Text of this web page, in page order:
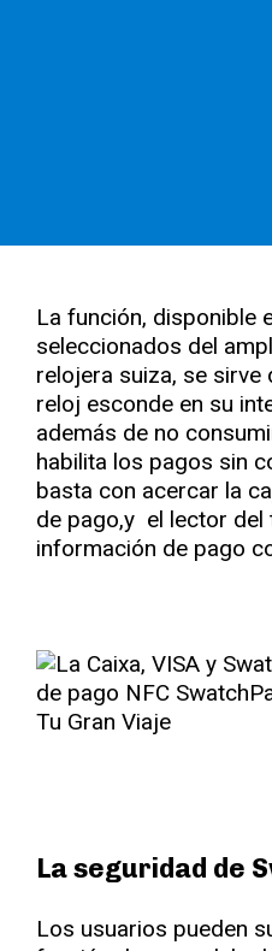
La función, disponible
seleccionados del
relojera suiza, se sirve
reloj esconde en su
además de no
habilita los pagos sin
basta con acercar la
de pago,y el lector del
información de pago
La seguridad de
Los usuarios pueden